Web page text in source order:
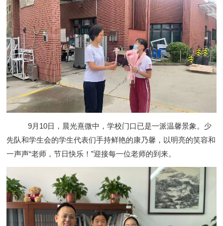
9月10日，晨光熹微中，学校门口已是一派温馨景象。少
先队和学生会的学生代表们手持鲜艳的康乃馨，以明亮的笑容和
一声声“老师，节日快乐！”迎接每一位老师的到来。